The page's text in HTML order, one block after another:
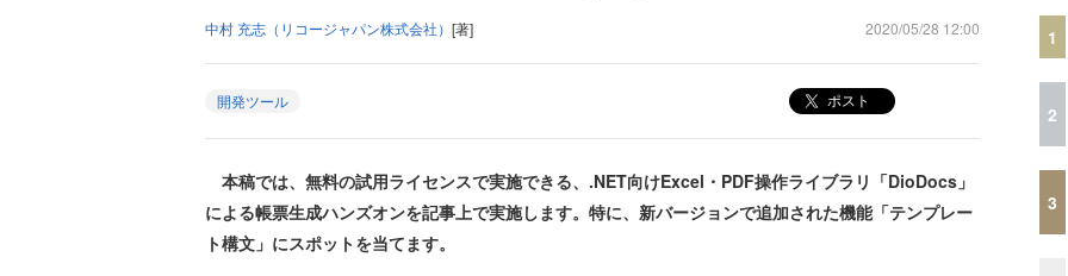
中村 充志（リコージャパン株式会社） [著] 2020/05/28 12:00
開発ツール ポスト
本稿では、無料の試用ライセンスで実施できる、.NET向けExcel・PDF操作ライブラリ「DioDocs」
による帳票生成ハンズオンを記事上で実施します。特に、新バージョンで追加された機能「テンプレー
ト構文」にスポットを当てます。
1
2
3